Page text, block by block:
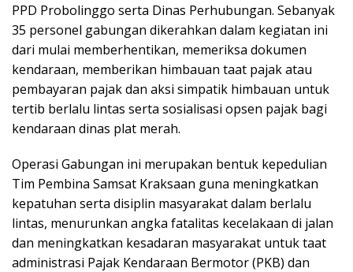
PPD Probolinggo serta Dinas Perhubungan. Sebanyak
35 personel gabungan dikerahkan dalam kegiatan ini
dari mulai memberhentikan, memeriksa dokumen
kendaraan, memberikan himbauan taat pajak atau
pembayaran pajak dan aksi simpatik himbauan untuk
tertib berlalu lintas serta sosialisasi opsen pajak bagi
kendaraan dinas plat merah.
Operasi Gabungan ini merupakan bentuk kepedulian
Tim Pembina Samsat Kraksaan guna meningkatkan
kepatuhan serta disiplin masyarakat dalam berlalu
lintas, menurunkan angka fatalitas kecelakaan di jalan
dan meningkatkan kesadaran masyarakat untuk taat
administrasi Pajak Kendaraan Bermotor (PKB) dan